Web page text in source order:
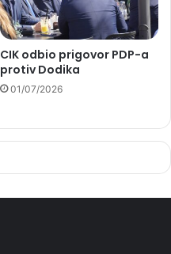
CIK odbio prigovor PDP-a
protiv Dodika
01/07/2026